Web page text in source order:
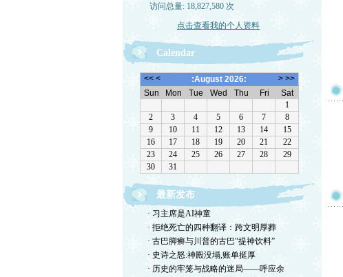
访问总量: 18,827,580 次
点击查看我的个人资料
Calendar
最新发布
· 习主席是AI神童
· 拒绝死亡的四种翻译：跨文明厚葬
· 古巴脚癣与川普的古巴"提神饮料”
· 史诗之怒:神殿没塌,账单挺厚
· 历史的牢笼与战略的迷局——呼应余